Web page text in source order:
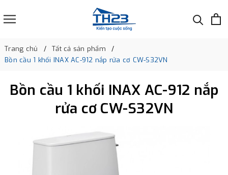
Trang chủ
Tất cả sản phẩm
Bồn cầu 1 khối INAX AC-912 nắp rửa cơ CW-S32VN
Bồn cầu 1 khối INAX AC-912 nắp
rửa cơ CW-S32VN